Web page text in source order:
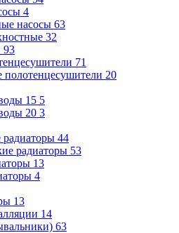
4
насосы 63
32
93
71
полотенцесушители 20
15 5
20 3
44
радиаторы 53
13
4
13
14
63